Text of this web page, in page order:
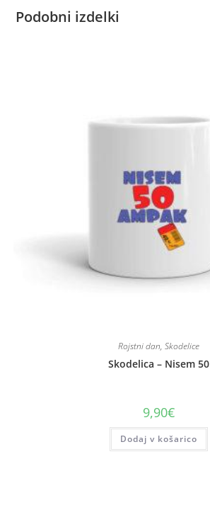
Podobni izdelki
Rojstni dan, Skodelice
Skodelica – Nisem 50
9,90€
Dodaj v košarico